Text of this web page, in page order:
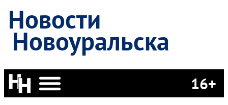
Новости
Новоуральска
16+